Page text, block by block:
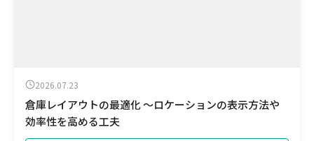
2026.07.23
倉庫レイアウトの最適化 ～ロケーションの表示方法や
効率性を高める工夫